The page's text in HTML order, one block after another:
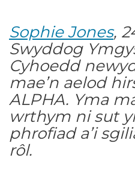
Sophie Jones,
Swyddog
Cyhoedd
mae’n aelod
ALPHA. Yma
wrthym ni sut
phrofiad a’i
rôl.